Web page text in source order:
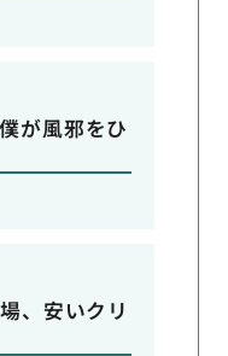
が風邪をひ
、安いクリ